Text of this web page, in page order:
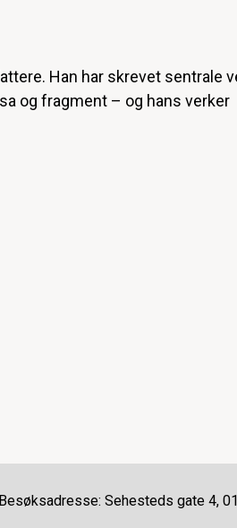
Han har skrevet sentrale
og fragment – og hans verker
Sehesteds gate 4,